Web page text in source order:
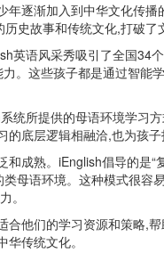
逐渐加入到中华文化传
史故事和传统文化,打破了
英语风采秀吸引了全国34
。这些孩子都是通过智能
统所提供的母语环境学习
底层逻辑相融洽,也为孩
成熟。iEnglish倡导的是
母语环境。这种模式很容
。
他们的学习资源和策略,
传统文化。